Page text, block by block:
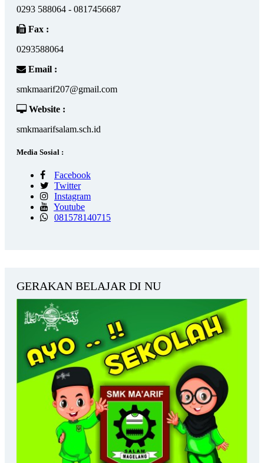
0293 588064 - 0817456687
Fax :
0293588064
Email :
smkmaarif207@gmail.com
Website :
smkmaarifsalam.sch.id
Media Sosial :
Facebook
Twitter
Instagram
Youtube
081578140715
GERAKAN BELAJAR DI NU